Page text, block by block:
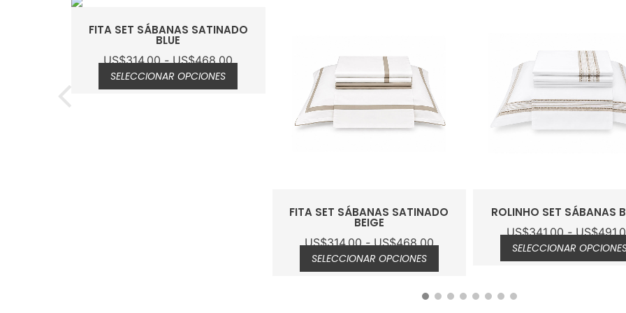
FITA SET SÁBANAS SATINADO
BLUE
US$314.00 - US$468.00
SELECCIONAR OPCIONES
FITA SET SÁBANAS SATINADO
BEIGE
US$314.00 - US$468.00
SELECCIONAR OPCIONES
ROLINHO SET SÁBANAS
US$341.00 - US$
SELECCIONAR